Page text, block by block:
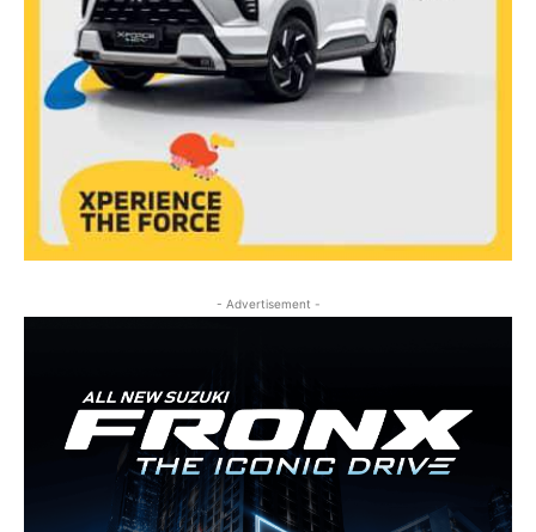
- Advertisement -